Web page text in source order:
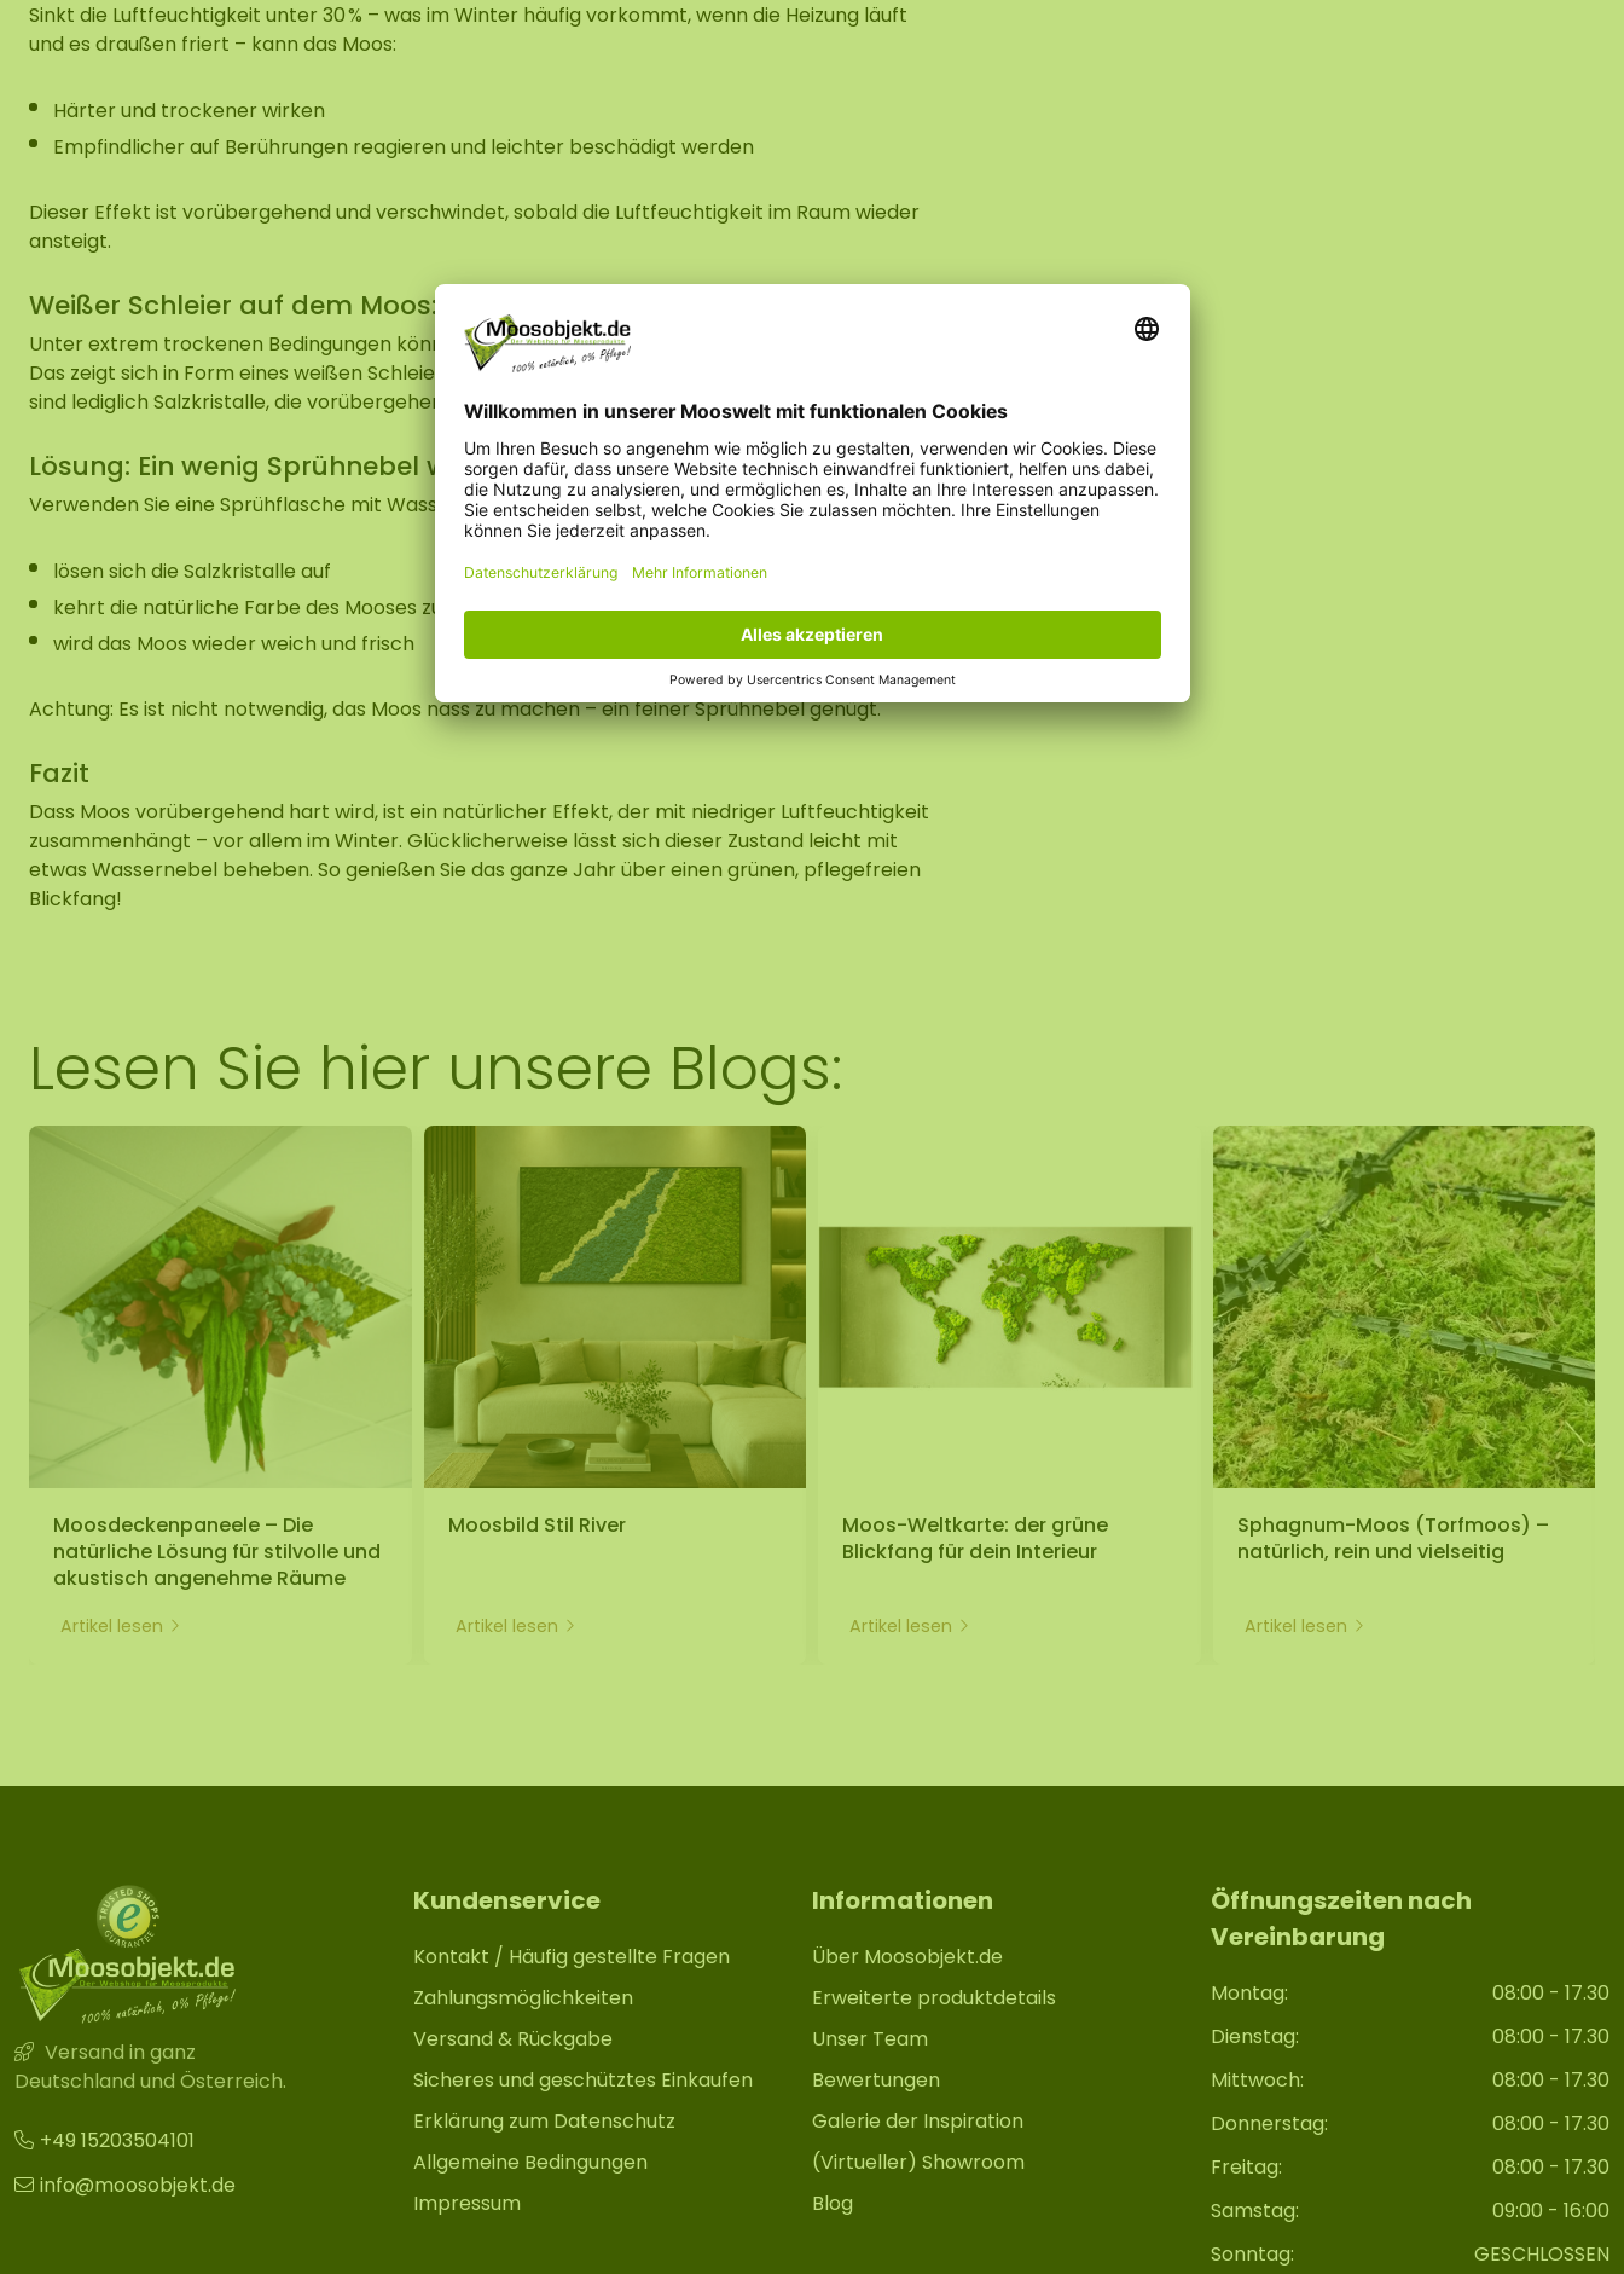
Sinkt die Luftfeuchtigkeit unter 30 % – was im Winter häufig vorkommt, wenn die Heizung läuft
und es draußen friert – kann das Moos:
Härter und trockener wirken
Empfindlicher auf Berührungen reagieren und leichter beschädigt werden
Dieser Effekt ist vorübergehend und verschwindet, sobald die Luftfeuchtigkeit im Raum wieder
ansteigt.
Weißer Schleier auf dem Moos: Was ist das?
Unter extrem trockenen Bedingungen können die natürlichen Salze im Moos auskristallisieren.
Das zeigt sich in Form eines weißen Schleiers oder eines fahlen Aussehens. Keine Sorge: Das
sind lediglich Salzkristalle, die vorübergehend sichtbar werden und sich leicht entfernen lassen.
Lösung: Ein wenig Sprühnebel wirkt Wunder
Verwenden Sie eine Sprühflasche mit Wasser und benebeln Sie das Moos leicht. Dadurch:
lösen sich die Salzkristalle auf
kehrt die natürliche Farbe des Mooses zurück
wird das Moos wieder weich und frisch
Achtung: Es ist nicht notwendig, das Moos nass zu machen – ein feiner Sprühnebel genügt.
Fazit
Dass Moos vorübergehend hart wird, ist ein natürlicher Effekt, der mit niedriger Luftfeuchtigkeit
zusammenhängt – vor allem im Winter. Glücklicherweise lässt sich dieser Zustand leicht mit
etwas Wassernebel beheben. So genießen Sie das ganze Jahr über einen grünen, pflegefreien
Blickfang!
Lesen Sie hier unsere Blogs:
Moosdeckenpaneele – Die
natürliche Lösung für stilvolle und
akustisch angenehme Räume
Artikel lesen
Moosbild Stil River
Artikel lesen
Moos-Weltkarte: der grüne
Blickfang für dein Interieur
Artikel lesen
Sphagnum-Moos (Torfmoos) –
natürlich, rein und vielseitig
Artikel lesen
Versand in ganz
Deutschland und Österreich.
+49 15203504101
info@moosobjekt.de
Kundenservice
Kontakt / Häufig gestellte Fragen
Zahlungsmöglichkeiten
Versand & Rückgabe
Sicheres und geschütztes Einkaufen
Erklärung zum Datenschutz
Allgemeine Bedingungen
Impressum
Informationen
Über Moosobjekt.de
Erweiterte produktdetails
Unser Team
Bewertungen
Galerie der Inspiration
(Virtueller) Showroom
Blog
Öffnungszeiten nach
Vereinbarung
Montag:
08:00 - 17.30
Dienstag:
08:00 - 17.30
Mittwoch:
08:00 - 17.30
Donnerstag:
08:00 - 17.30
Freitag:
08:00 - 17.30
Samstag:
09:00 - 16:00
Sonntag:
GESCHLOSSEN